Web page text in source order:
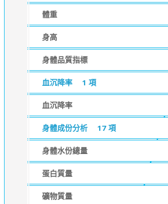
體重
身高
身體品質指標
血沉降率 1 項
血沉降率
身體成份分析 17 項
身體水份總量
蛋白質量
礦物質量